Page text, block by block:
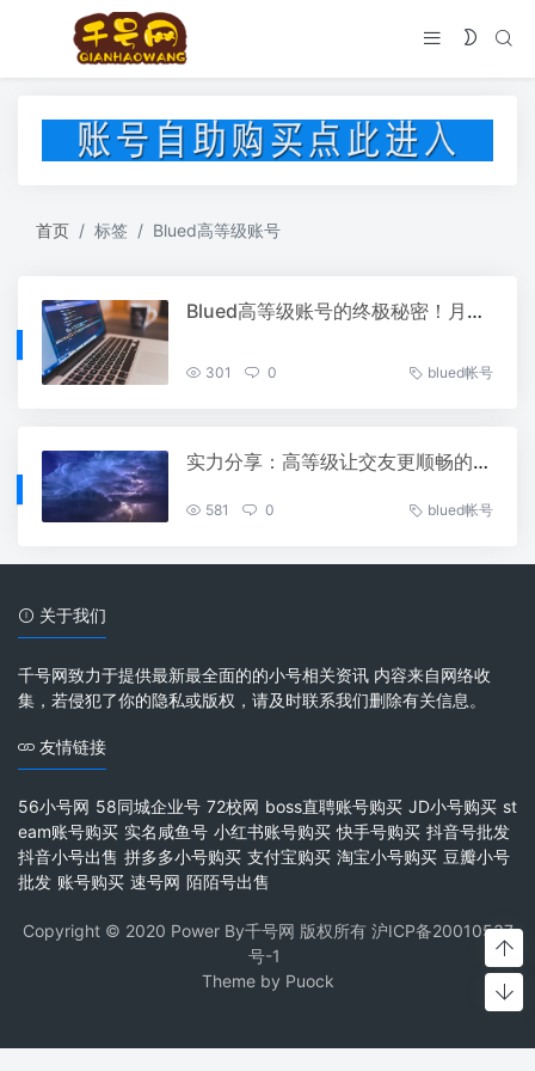
首页 标签 Blued高等级账号
Blued高等级账号的终极秘密！月匹配上百人，我是怎么做到的？
301 0 blued帐号
实力分享：高等级让交友更顺畅的 Blued高等级账号
581 0 blued帐号
关于我们
千号网致力于提供最新最全面的的小号相关资讯 内容来自网络收
集，若侵犯了你的隐私或版权，请及时联系我们删除有关信息。
友情链接
56小号网 58同城企业号 72校网 boss直聘账号购买 JD小号购买 st
eam账号购买 实名咸鱼号 小红书账号购买 快手号购买 抖音号批发
抖音小号出售 拼多多小号购买 支付宝购买 淘宝小号购买 豆瓣小号
批发 账号购买 速号网 陌陌号出售
Copyright © 2020 Power By千号网 版权所有 沪ICP备20010537
号-1
Theme by Puock